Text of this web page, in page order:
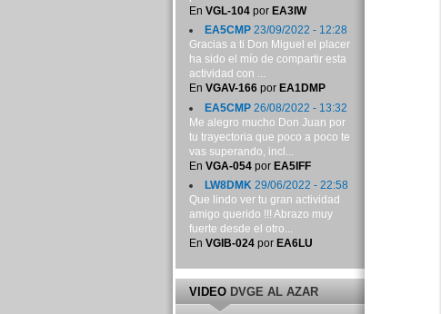
En VGL-104por EA3IW
EA5CMP23/09/2022 - 12:28
Gracias a ti Don Miguel el placer
ha sido el mío de compartir esta
actividad con ...
En VGAV-166por EA1DMP
EA5CMP26/08/2022 - 13:32
Me alegro mucho Don Juan por
tu trayectoria que poco a poco te
vas superando, incl...
En VGA-054por EA5IFF
LW8DMK29/06/2022 - 22:58
Que lindo ver tu gran actividad
amigo querido !!! Abrazo muy
fuerte desde el otro...
En VGIB-024por EA6LU
VIDEODVGE AL AZAR